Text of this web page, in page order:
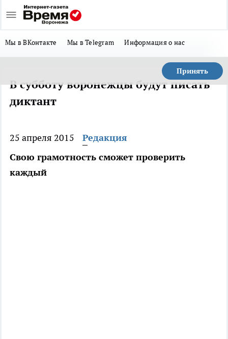
Мы в ВКонтакте Мы в Telegram Информация о нас
Принять
В субботу воронежцы будут писать
диктант
25 апреля 2015
Редакция
Свою грамотность сможет проверить
каждый